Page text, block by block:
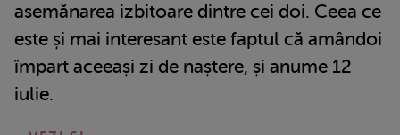
asemănarea izbitoare dintre cei doi. Ceea ce
este și mai interesant este faptul că amândoi
împart aceeași zi de naștere, și anume 12
iulie.